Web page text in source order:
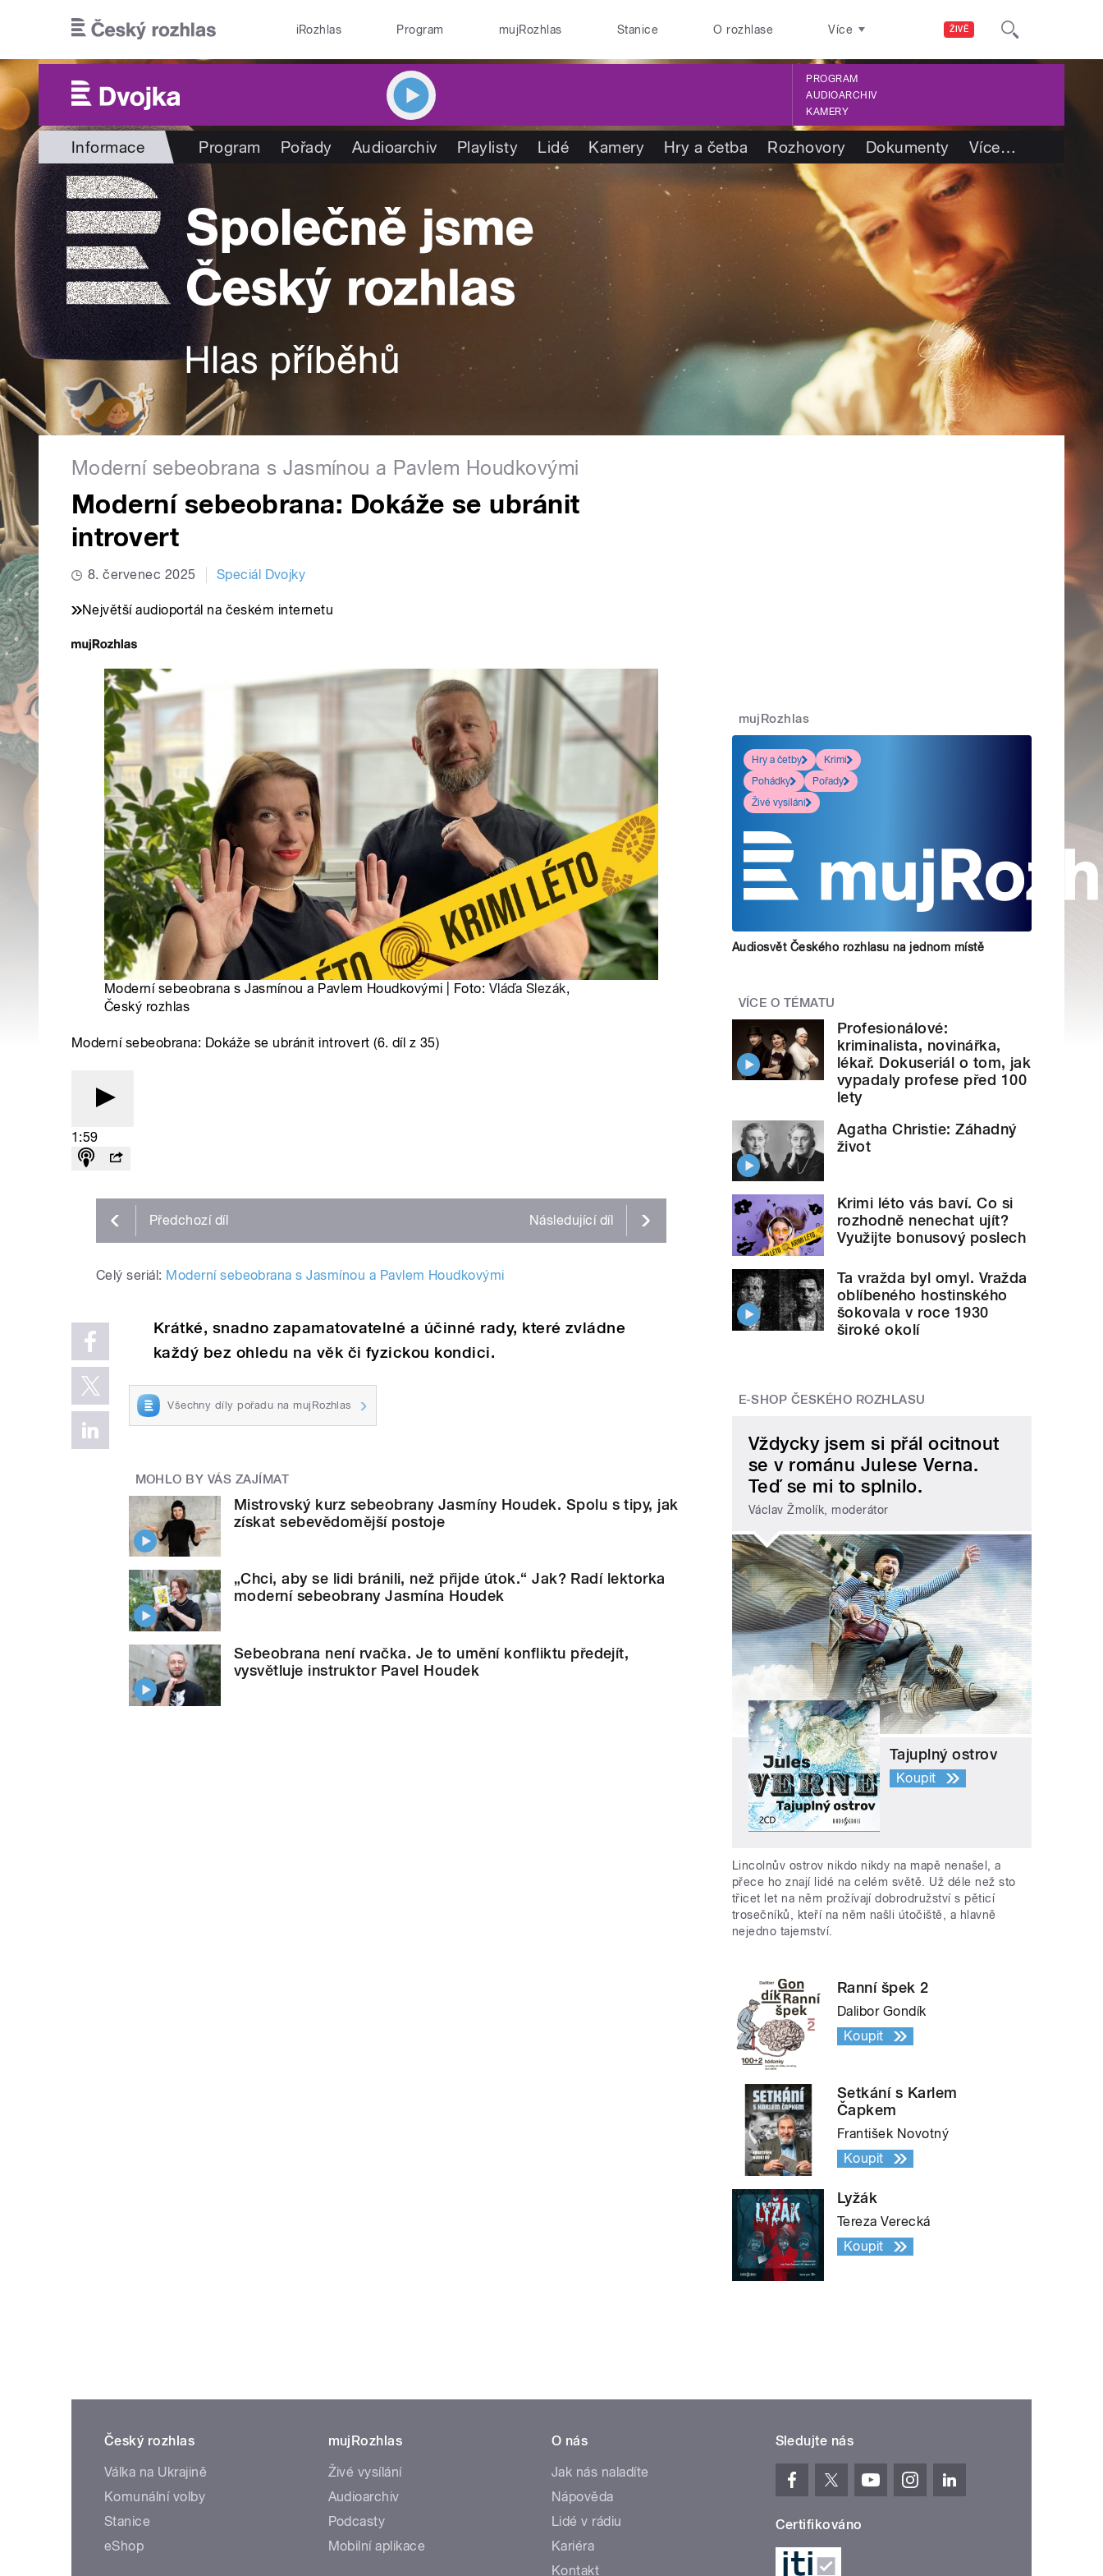
ŽIVĚ
iRozhlas Program mujRozhlas Stanice O rozhlase Více
PROGRAM
AUDIOARCHIV
KAMERY
Informace Program Pořady Audioarchiv Playlisty Lidé Kamery Hry a četba Rozhovory Dokumenty Více…
Moderní sebeobrana s Jasmínou a Pavlem Houdkovými
Moderní sebeobrana: Dokáže se ubránit
introvert
8. červenec 2025 Speciál Dvojky
Největší audioportál na českém internetu
Moderní sebeobrana s Jasmínou a Pavlem Houdkovými | Foto: Vláďa Slezák,
Český rozhlas
Moderní sebeobrana: Dokáže se ubránit introvert (6. díl z 35)
1:59
Předchozí díl Následující díl
Celý seriál: Moderní sebeobrana s Jasmínou a Pavlem Houdkovými
Krátké, snadno zapamatovatelné a účinné rady, které zvládne
každý bez ohledu na věk či fyzickou kondici.
Všechny díly pořadu na mujRozhlas
MOHLO BY VÁS ZAJÍMAT
Mistrovský kurz sebeobrany Jasmíny Houdek. Spolu s tipy, jak
získat sebevědomější postoje
„Chci, aby se lidi bránili, než přijde útok.“ Jak? Radí lektorka
moderní sebeobrany Jasmína Houdek
Sebeobrana není rvačka. Je to umění konfliktu předejít,
vysvětluje instruktor Pavel Houdek
mujRozhlas
Hry a četby
Krimi
Pohádky
Pořady
Živé vysílání
Audiosvět Českého rozhlasu na jednom místě
VÍCE O TÉMATU
Profesionálové:
kriminalista, novinářka,
lékař. Dokuseriál o tom, jak
vypadaly profese před 100
lety
Agatha Christie: Záhadný
život
Krimi léto vás baví. Co si
rozhodně nenechat ujít?
Využijte bonusový poslech
Ta vražda byl omyl. Vražda
oblíbeného hostinského
šokovala v roce 1930
široké okolí
E-SHOP ČESKÉHO ROZHLASU
Vždycky jsem si přál ocitnout
se v románu Julese Verna.
Teď se mi to splnilo.
Václav Žmolík, moderátor
Tajuplný ostrov
Koupit
Lincolnův ostrov nikdo nikdy na mapě nenašel, a
přece ho znají lidé na celém světě. Už déle než sto
třicet let na něm prožívají dobrodružství s pěticí
trosečníků, kteří na něm našli útočiště, a hlavně
nejedno tajemství.
Ranní špek 2
Dalibor Gondík
Koupit
Setkání s Karlem
Čapkem
František Novotný
Koupit
Lyžák
Tereza Verecká
Koupit
Český rozhlas
Válka na Ukrajině
Komunální volby
Stanice
eShop
mujRozhlas
Živé vysílání
Audioarchiv
Podcasty
Mobilní aplikace
O nás
Jak nás naladíte
Nápověda
Lidé v rádiu
Kariéra
Kontakt
Sledujte nás
Certifikováno